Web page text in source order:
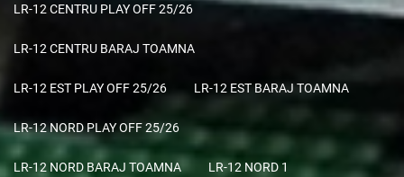
LR-12 CENTRU PLAY OFF 25/26
LR-12 CENTRU BARAJ TOAMNA
LR-12 EST PLAY OFF 25/26 LR-12 EST BARAJ TOAMNA
LR-12 NORD PLAY OFF 25/26
LR-12 NORD BARAJ TOAMNA LR-12 NORD 1